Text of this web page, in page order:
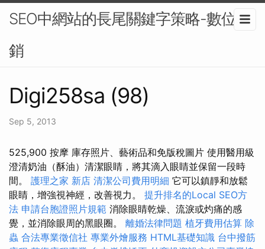
SEO中網站的長尾關鍵字策略-數位行
銷
Digi258sa (98)
Sep 5, 2013
525,900 按摩 庫存照片、藝術品和免版稅圖片 使用醫用級
澄清奶油（酥油）清潔眼睛，將其滴入眼睛並保留一段時
間。 護理之家 新店 清潔公司費用明細 它可以鎮靜和放鬆
眼睛，增強視神經，改善視力。 提升排名的Local SEO方
法 申請台胞證照片規範 消除眼睛乾燥、流淚或灼痛的感
覺，並消除眼周的黑眼圈。 離婚法律問題 植牙費用估算 除
蟲 合法專業徵信社 專業外燴服務 HTML基礎知識 台中撥筋